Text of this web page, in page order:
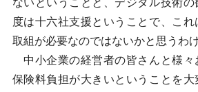
ないということと、デジタル技術
度は十六社支援ということで、こ
取組が必要なのではないかと思うわけ
中小企業の経営者の皆さんと様々
保険料負担が大きいということを大